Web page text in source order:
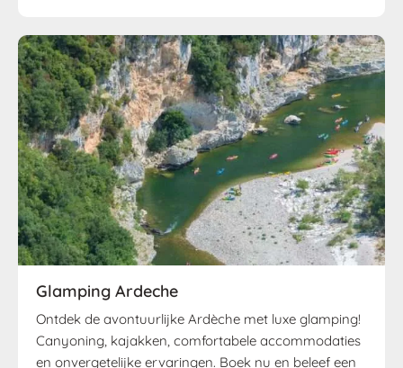
Glamping Ardeche
Ontdek de avontuurlijke Ardèche met luxe glamping!
Canyoning, kajakken, comfortabele accommodaties
en onvergetelijke ervaringen. Boek nu en beleef een